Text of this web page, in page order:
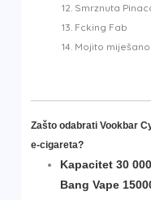
Smrznuta
Fcking Fab
Mojito
Zašto odabrati Vookbar
e-cigareta?
Kapacitet 30
Bang Vape